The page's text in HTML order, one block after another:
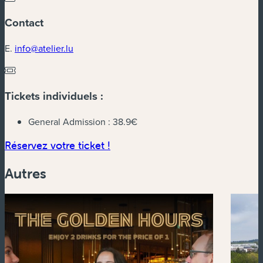
Contact
E. info@atelier.lu
Tickets individuels :
General Admission : 38.9€
Réservez votre ticket !
Autres